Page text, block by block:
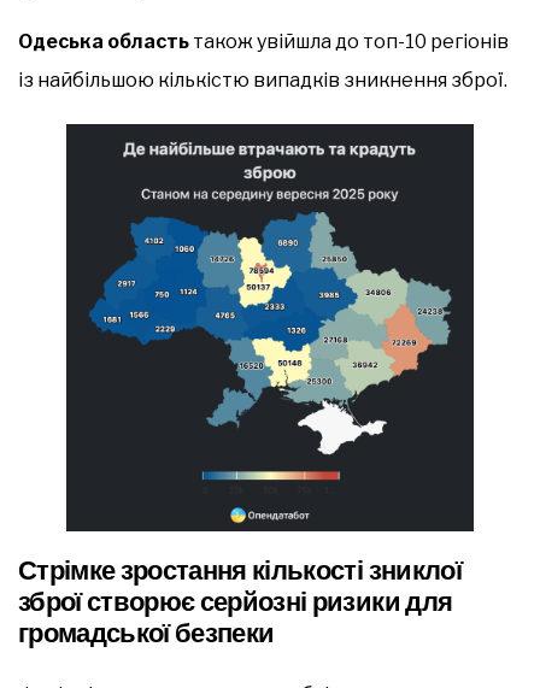
Одеська область також увійшла до топ-10 регіонів
із найбільшою кількістю випадків зникнення зброї.
Стрімке зростання кількості зниклої
зброї створює серйозні ризики для
громадської безпеки